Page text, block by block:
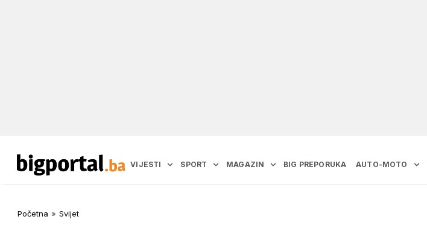
VIJESTI SPORT MAGAZIN BIG PREPORUKA AUTO-MOTO
Početna » Svijet